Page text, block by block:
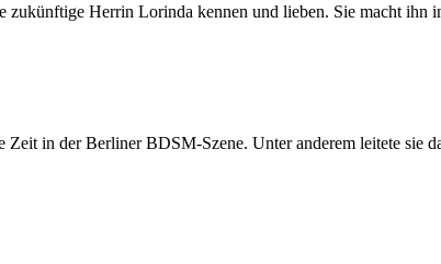
Herrin Lorinda kennen und lieben. Sie macht ihn
in der Berliner BDSM-Szene. Unter anderem leitete sie